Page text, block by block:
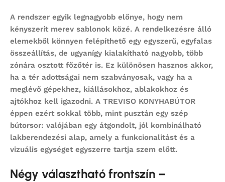
A rendszer egyik legnagyobb előnye, hogy nem
kényszerít merev sablonok közé. A rendelkezésre álló
elemekből könnyen felépíthető egy egyszerű, egyfalas
összeállítás, de ugyanígy kialakítható nagyobb, több
zónára osztott főzőtér is. Ez különösen hasznos akkor,
ha a tér adottságai nem szabványosak, vagy ha a
meglévő gépekhez, kiállásokhoz, ablakokhoz és
ajtókhoz kell igazodni. A TREVISO KONYHABÚTOR
éppen ezért sokkal több, mint pusztán egy szép
bútorsor: valójában egy átgondolt, jól kombinálható
lakberendezési alap, amely a funkcionalitást és a
vizuális egységet egyszerre tartja szem előtt.
Négy választható frontszín –